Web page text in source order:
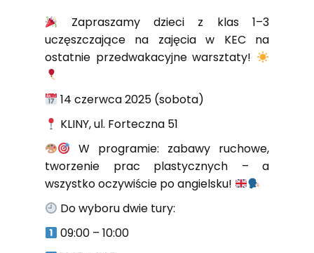
Zapraszamy dzieci z klas 1–3
uczęszczające na zajęcia w KEC na
ostatnie przedwakacyjne warsztaty!
14 czerwca 2025 (sobota)
KLINY, ul. Forteczna 51
W programie: zabawy ruchowe,
tworzenie prac plastycznych – a
wszystko oczywiście po angielsku!
Do wyboru dwie tury:
09:00 – 10:00